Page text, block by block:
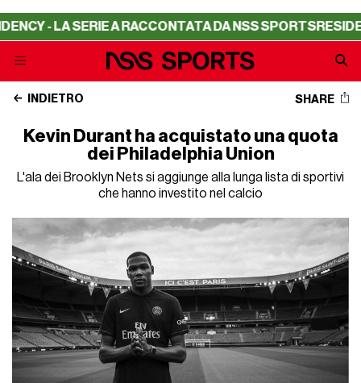
- LA SERIE A RACCONTATA DA NSS SPORTSRESIDENCY -
INDIETRO SHARE
Kevin Durant ha acquistato una quota
dei Philadelphia Union
L'ala dei Brooklyn Nets si aggiunge alla lunga lista di sportivi
che hanno investito nel calcio